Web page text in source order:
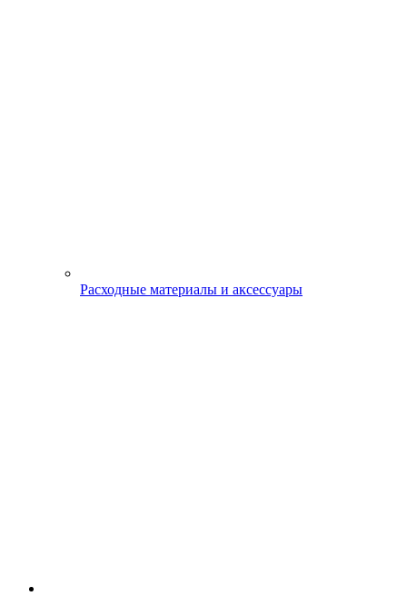
Расходные материалы и аксессуары